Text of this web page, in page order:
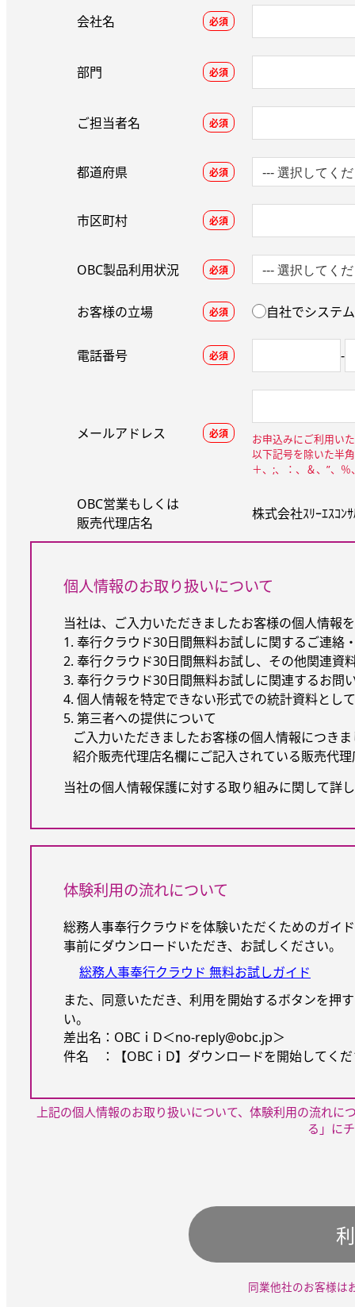
会社名 必須
部門 必須
ご担当者名 必須
都道府県 必須
市区町村 必須
OBC製品利用状況 必須
お客様の立場 必須 自社でシステ
電話番号 必須 -
メールアドレス 必須
お申込みにご利用い
以下記号を除いた半
＋、;、：、＆、”、
OBC営業もしくは
販売代理店名
株式会社ｽﾘｰｴｽｺﾝ
個人情報のお取り扱いについて
当社は、ご入力いただきましたお客様の個人情報
1. 奉行クラウド30日間無料お試しに関するご連絡
2. 奉行クラウド30日間無料お試し、その他関連資
3. 奉行クラウド30日間無料お試しに関連するお問
4. 個人情報を特定できない形式での統計資料とし
5. 第三者への提供について
ご入力いただきましたお客様の個人情報につき
紹介販売代理店名欄にご記入されている販売代
当社の個人情報保護に対する取り組みに関して詳
体験利用の流れについて
総務人事奉行クラウドを体験いただくためのガイ
事前にダウンロードいただき、お試しください。
総務人事奉行クラウド 無料お試しガイド
また、同意いただき、利用を開始するボタンを押
い。
差出名：OBCｉD＜no-reply@obc.jp＞
件名 ：【OBCｉD】ダウンロードを開始してく
上記の個人情報のお取り扱いについて、体験利用の流れに
る」に
同業他社のお客様は